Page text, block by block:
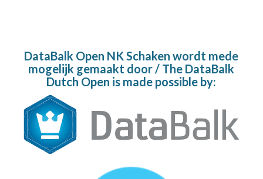
DataBalk Open NK Schaken wordt mede
mogelijk gemaakt door / The DataBalk
Dutch Open is made possible by: